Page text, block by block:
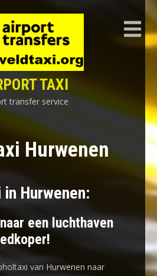
TAXI
transfer service
Hurwenen
Hurwenen:
een luchthaven
van Hurwenen naar